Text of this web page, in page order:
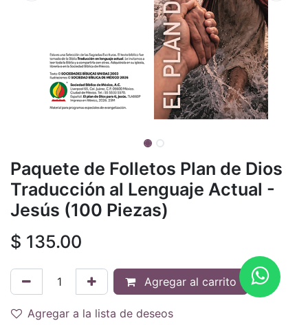
Paquete de Folletos Plan de Dios
Traducción al Lenguaje Actual -
Jesús (100 Piezas)
$ 135.00
Agregar al carrito
Agregar a la lista de deseos